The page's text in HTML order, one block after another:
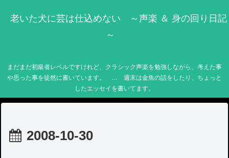
老いた犬に芸は仕込めない ～声楽 ＆ 身の回り日記
～
まだまだ初級者レベルですけれど、クラシック声楽を勉強しながら、考えた事
や思った事を徒然に書いています。 … 週末は金魚の話をしたり、ちょっと
したエッセイを書いてます。
2008-10-30